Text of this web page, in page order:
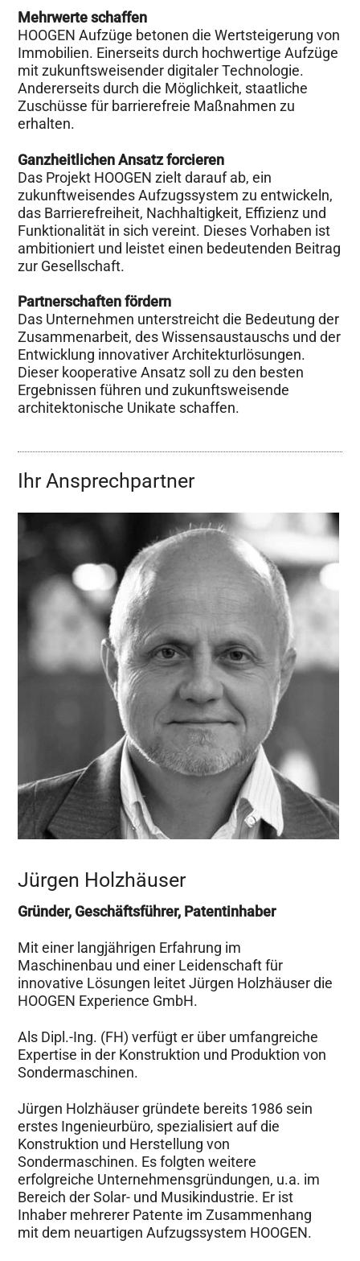
Mehrwerte schaffen
HOOGEN Aufzüge betonen die Wertsteigerung von
Immobilien. Einerseits durch hochwertige Aufzüge
mit zukunftsweisender digitaler Technologie.
Andererseits durch die Möglichkeit, staatliche
Zuschüsse für barrierefreie Maßnahmen zu
erhalten.
Ganzheitlichen Ansatz forcieren
Das Projekt HOOGEN zielt darauf ab, ein
zukunftweisendes Aufzugssystem zu entwickeln,
das Barrierefreiheit, Nachhaltigkeit, Effizienz und
Funktionalität in sich vereint. Dieses Vorhaben ist
ambitioniert und leistet einen bedeutenden Beitrag
zur Gesellschaft.
Partnerschaften fördern
Das Unternehmen unterstreicht die Bedeutung der
Zusammenarbeit, des Wissensaustauschs und der
Entwicklung innovativer Architekturlösungen.
Dieser kooperative Ansatz soll zu den besten
Ergebnissen führen und zukunftsweisende
architektonische Unikate schaffen.
Ihr Ansprechpartner
Jürgen Holzhäuser
Gründer, Geschäftsführer, Patentinhaber
Mit einer langjährigen Erfahrung im
Maschinenbau und einer Leidenschaft für
innovative Lösungen leitet Jürgen Holzhäuser die
HOOGEN Experience GmbH.
Als Dipl.-Ing. (FH) verfügt er über umfangreiche
Expertise in der Konstruktion und Produktion von
Sondermaschinen.
Jürgen Holzhäuser gründete bereits 1986 sein
erstes Ingenieurbüro, spezialisiert auf die
Konstruktion und Herstellung von
Sondermaschinen. Es folgten weitere
erfolgreiche Unternehmensgründungen, u.a. im
Bereich der Solar- und Musikindustrie. Er ist
Inhaber mehrerer Patente im Zusammenhang
mit dem neuartigen Aufzugssystem HOOGEN.